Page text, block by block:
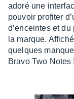
adoré une
pouvoir profi­ter
d’en­ceintes et
la marque.
quelques
Bravo Two Notes !